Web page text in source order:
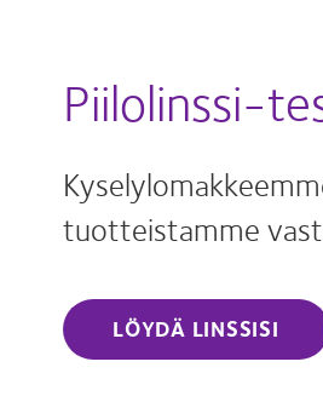
Piilolinssi-
tuotteistamme
LÖYDÄ LINSSISI